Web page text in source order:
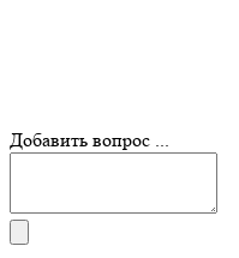
Добавить вопрос ...